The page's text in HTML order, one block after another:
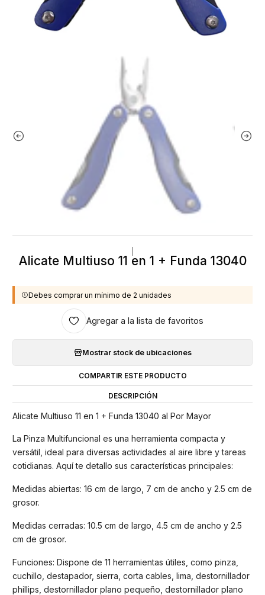
Alicate Multiuso 11 en 1 + Funda 13040
Debes comprar un mínimo de 2 unidades
Agregar a la lista de favoritos
Mostrar stock de ubicaciones
COMPARTIR ESTE PRODUCTO
DESCRIPCIÓN
Alicate Multiuso 11 en 1 + Funda 13040 al Por Mayor
La Pinza Multifuncional es una herramienta compacta y
versátil, ideal para diversas actividades al aire libre y tareas
cotidianas. Aquí te detallo sus características principales:
Medidas abiertas: 16 cm de largo, 7 cm de ancho y 2.5 cm de
grosor.
Medidas cerradas: 10.5 cm de largo, 4.5 cm de ancho y 2.5
cm de grosor.
Funciones: Dispone de 11 herramientas útiles, como pinza,
cuchillo, destapador, sierra, corta cables, lima, destornillador
phillips, destornillador plano pequeño, destornillador plano